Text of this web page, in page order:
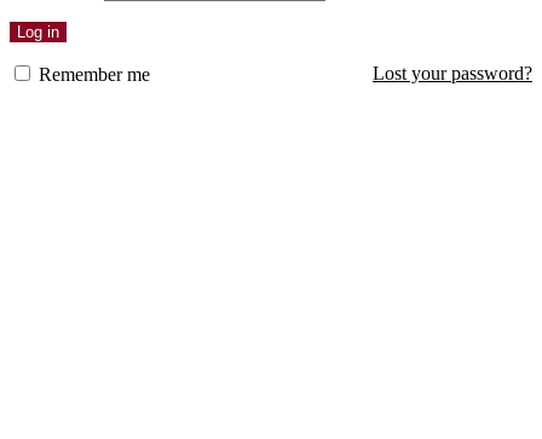
Log in
Lost your password?
Remember me